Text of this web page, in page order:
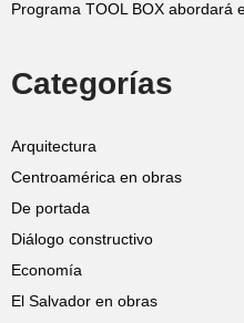
Programa TOOL BOX abordará
Categorías
Arquitectura
Centroamérica en obras
De portada
Diálogo constructivo
Economía
El Salvador en obras